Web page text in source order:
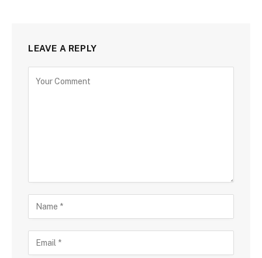
LEAVE A REPLY